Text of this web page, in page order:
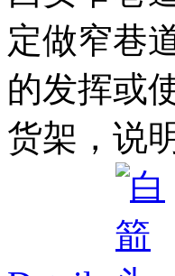
定做窄巷
的发挥或
货架，说